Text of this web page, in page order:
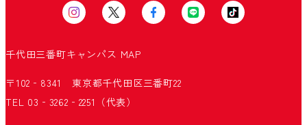
千代田三番町キャンパス MAP
〒102‐8341 東京都千代田区三番町22
TEL 03‐3262‐2251（代表）